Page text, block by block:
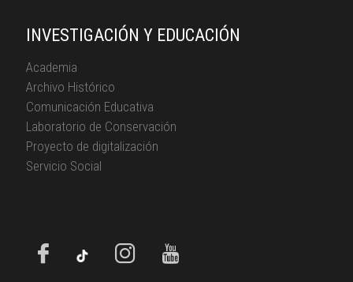
INVESTIGACIÓN Y EDUCACIÓN
Academia
Archivo Histórico
Comunicación Educativa
Laboratorio de Conservación
Proyecto de digitalización
Servicio Social